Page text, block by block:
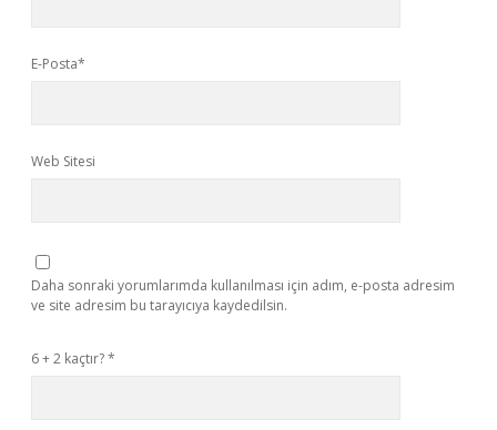
E-Posta*
Web Sitesi
Daha sonraki yorumlarımda kullanılması için adım, e-posta adresim
ve site adresim bu tarayıcıya kaydedilsin.
6 + 2 kaçtır?*